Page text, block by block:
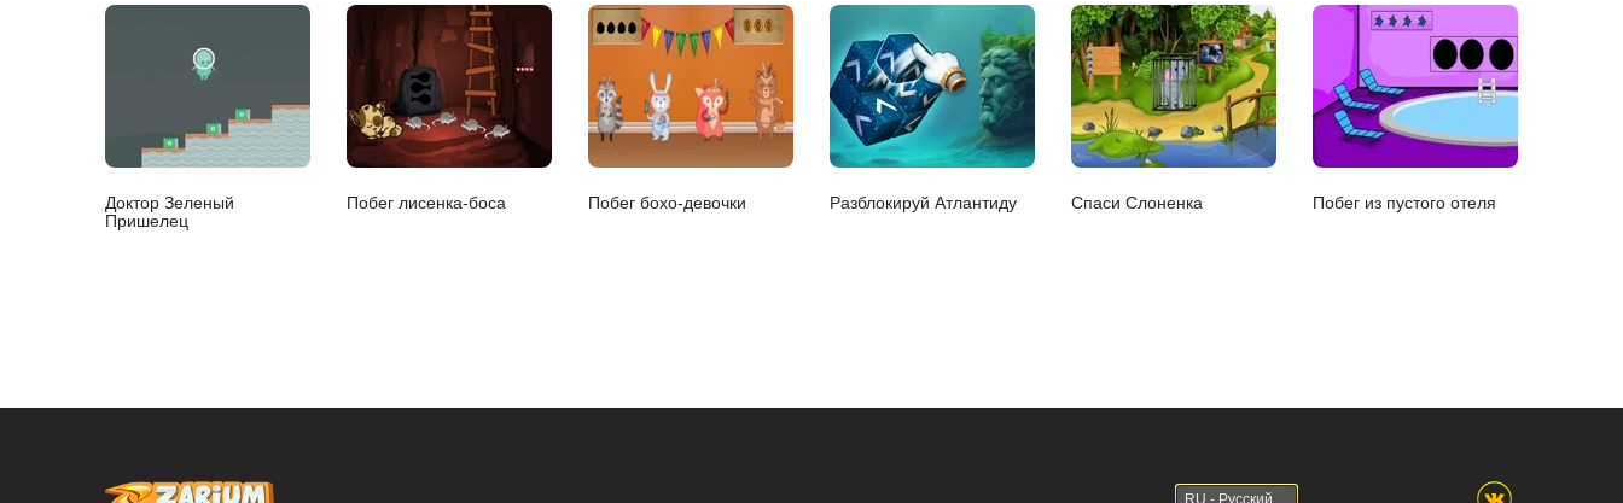
Доктор Зеленый
Пришелец
Побег лисенка-боса Побег бохо-девочки Разблокируй Атлантиду Спаси Слоненка Побег из пустого отеля
RU - Русский